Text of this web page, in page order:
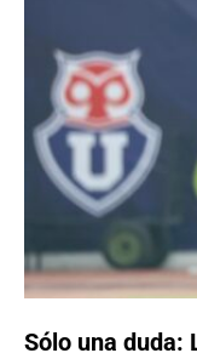
Sólo una duda: